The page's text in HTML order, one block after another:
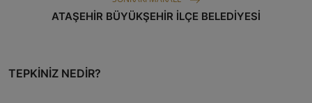
ATAŞEHİR BÜYÜKŞEHİR İLÇE BELEDİYESİ
TEPKINIZ NEDIR?